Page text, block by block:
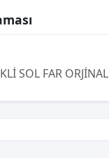
SOL FAR ORJİNAL